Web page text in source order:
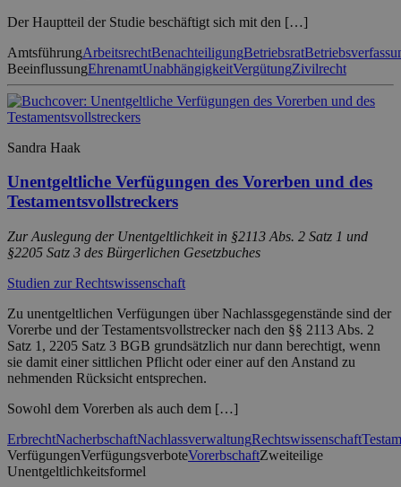
Der Hauptteil der Studie beschäftigt sich mit den […]
AmtsführungArbeitsrechtBenachteiligungBetriebsrat
BeeinflussungEhrenamtUnabhängigkeitVergütungZivilrecht
Sandra Haak
Unentgeltliche Verfügungen des Vorerben und des
Testamentsvollstreckers
Zur Auslegung der Unentgeltlichkeit in §2113 Abs. 2 Satz 1 und
§2205 Satz 3 des Bürgerlichen Gesetzbuches
Studien zur Rechtswissenschaft
Zu unentgeltlichen Verfügungen über Nachlassgegenstände sind der
Vorerbe und der Testamentsvollstrecker nach den §§ 2113 Abs. 2
Satz 1, 2205 Satz 3 BGB grundsätzlich nur dann berechtigt, wenn
sie damit einer sittlichen Pflicht oder einer auf den Anstand zu
nehmenden Rücksicht entsprechen.
Sowohl dem Vorerben als auch dem […]
ErbrechtNacherbschaftNachlassverwaltungRechtswissenschaft
VerfügungenVerfügungsverboteVorerbschaftZweiteilige
Unentgeltlichkeitsformel